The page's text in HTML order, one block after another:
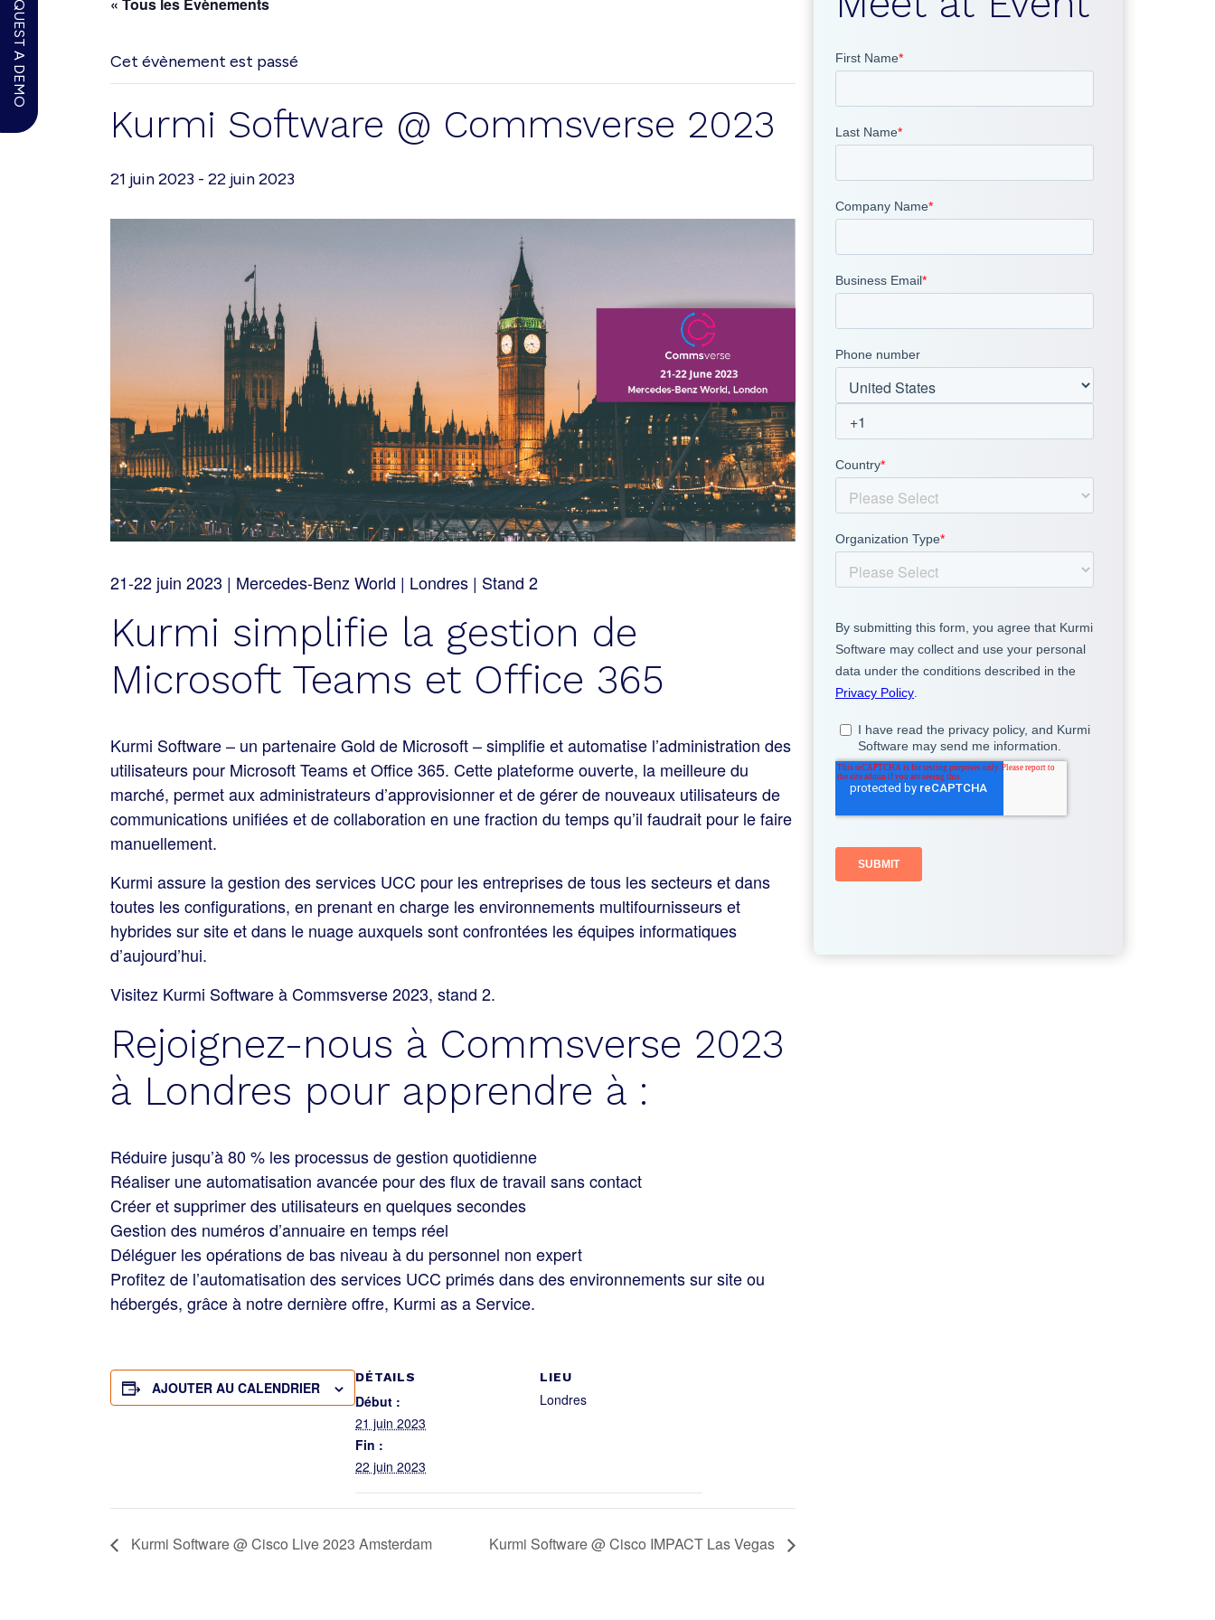
Cet évènement est passé
Kurmi Software @ Commsverse 2023
21 juin 2023 - 22 juin 2023
21-22 juin 2023 | Mercedes-Benz World | Londres | Stand 2
Kurmi simplifie la gestion de
Microsoft Teams et Office 365
Kurmi Software – un partenaire Gold de Microsoft – simplifie et automatise l’administration des
utilisateurs pour Microsoft Teams et Office 365. Cette plateforme ouverte, la meilleure du
marché, permet aux administrateurs d’approvisionner et de gérer de nouveaux utilisateurs de
communications unifiées et de collaboration en une fraction du temps qu’il faudrait pour le faire
manuellement.
Kurmi assure la gestion des services UCC pour les entreprises de tous les secteurs et dans
toutes les configurations, en prenant en charge les environnements multifournisseurs et
hybrides sur site et dans le nuage auxquels sont confrontées les équipes informatiques
d’aujourd’hui.
Visitez Kurmi Software à Commsverse 2023, stand 2.
Rejoignez-nous à Commsverse 2023
à Londres pour apprendre à :
Réduire jusqu’à 80 % les processus de gestion quotidienne
Réaliser une automatisation avancée pour des flux de travail sans contact
Créer et supprimer des utilisateurs en quelques secondes
Gestion des numéros d’annuaire en temps réel
Déléguer les opérations de bas niveau à du personnel non expert
Profitez de l’automatisation des services UCC primés dans des environnements sur site ou
hébergés, grâce à notre dernière offre, Kurmi as a Service.
AJOUTER AU CALENDRIER
DÉTAILS
Début :
21 juin 2023
Fin :
22 juin 2023
LIEU
Londres
Kurmi Software @ Cisco Live 2023 Amsterdam Kurmi Software @ Cisco IMPACT Las Vegas
REQUEST A DEMO